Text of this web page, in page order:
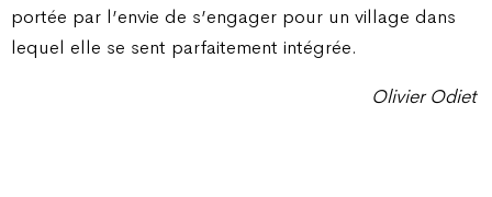
portée par l’envie de s’engager pour un village dans
lequel elle se sent parfaitement intégrée.
Olivier Odiet